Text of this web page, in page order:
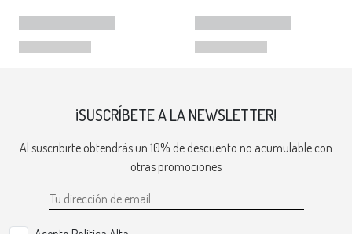
¡SUSCRÍBETE A LA NEWSLETTER!
Al suscribirte obtendrás un 10% de descuento no acumulable con
otras promociones